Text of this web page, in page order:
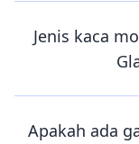
Jenis kaca
Apakah ada